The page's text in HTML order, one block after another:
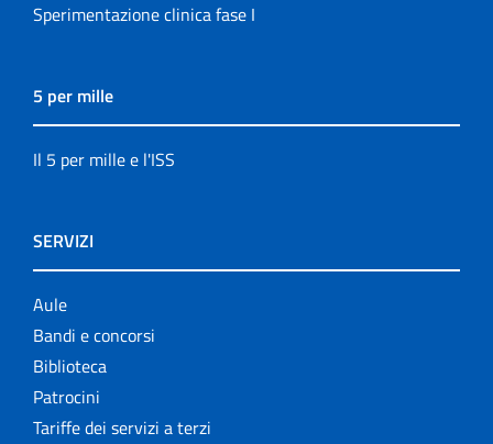
Sperimentazione clinica fase I
5 per mille
Il 5 per mille e l'ISS
SERVIZI
Aule
Bandi e concorsi
Biblioteca
Patrocini
Tariffe dei servizi a terzi